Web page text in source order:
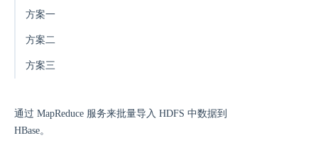
方案一
方案二
方案三
通过 MapReduce 服务来批量导入 HDFS 中数据到
HBase。